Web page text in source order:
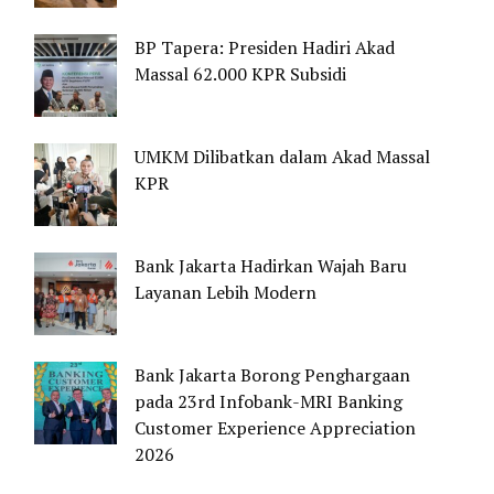
BP Tapera: Presiden Hadiri Akad
Massal 62.000 KPR Subsidi
UMKM Dilibatkan dalam Akad Massal
KPR
Bank Jakarta Hadirkan Wajah Baru
Layanan Lebih Modern
Bank Jakarta Borong Penghargaan
pada 23rd Infobank-MRI Banking
Customer Experience Appreciation
2026